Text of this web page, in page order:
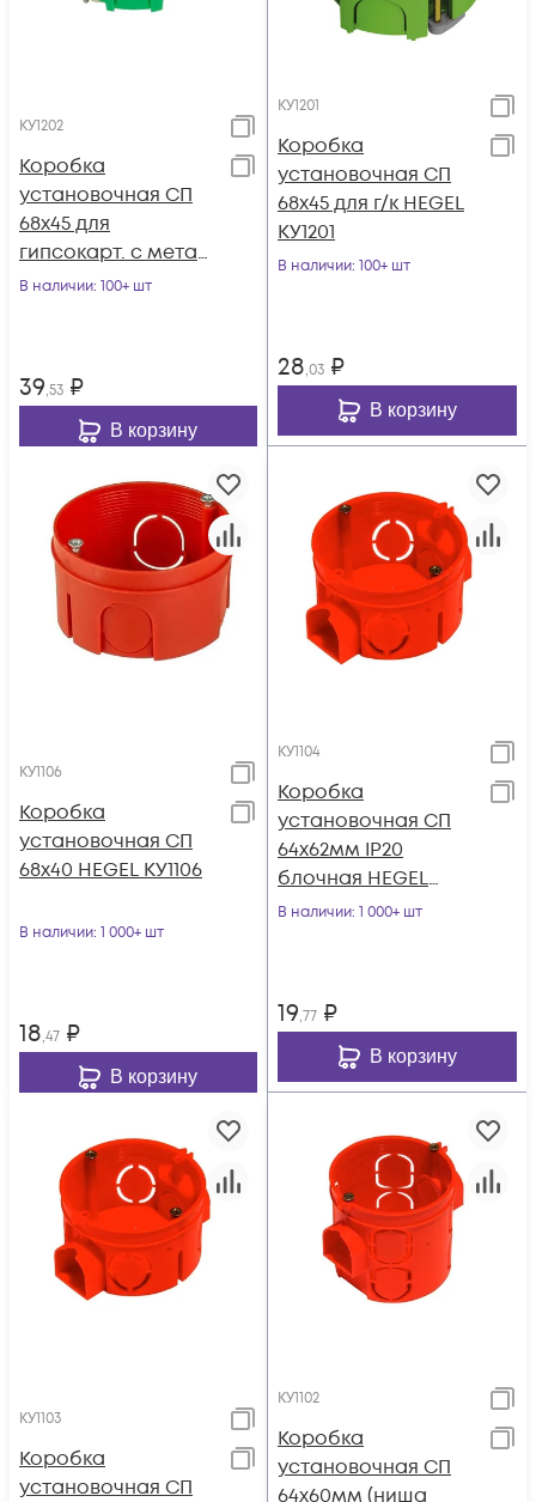
КУ1202
Коробка
установочная СП
68х45 для
гипсокарт. с метал.
лапками HEGEL
В наличии: 100+ шт
39,53 ₽
В корзину
КУ1201
Коробка
установочная СП
68х45 для г/к HEGEL
КУ1201
В наличии: 100+ шт
28,03 ₽
В корзину
КУ1106
Коробка
установочная СП
68х40 HEGEL КУ1106
В наличии: 1 000+ шт
18,47 ₽
В корзину
КУ1104
Коробка
установочная СП
64х62мм IP20
блочная HEGEL
КУ1104
В наличии: 1 000+ шт
19,77 ₽
В корзину
КУ1103
Коробка
установочная СП
КУ1102
Коробка
установочная СП
64х60мм (ниша